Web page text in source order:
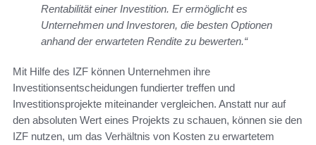
Rentabilität einer Investition. Er ermöglicht es
Unternehmen und Investoren, die besten Optionen
anhand der erwarteten Rendite zu bewerten.“
Mit Hilfe des IZF können Unternehmen ihre
Investitionsentscheidungen fundierter treffen und
Investitionsprojekte miteinander vergleichen. Anstatt nur auf
den absoluten Wert eines Projekts zu schauen, können sie den
IZF nutzen, um das Verhältnis von Kosten zu erwartetem